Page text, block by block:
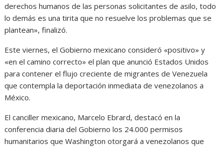
derechos humanos de las personas solicitantes de asilo, todo
lo demás es una tirita que no resuelve los problemas que se
plantean», finalizó.
Este viernes, el Gobierno mexicano consideró «positivo» y
«en el camino correcto» el plan que anunció Estados Unidos
para contener el flujo creciente de migrantes de Venezuela
que contempla la deportación inmediata de venezolanos a
México.
El canciller mexicano, Marcelo Ebrard, destacó en la
conferencia diaria del Gobierno los 24.000 permisos
humanitarios que Washington otorgará a venezolanos que